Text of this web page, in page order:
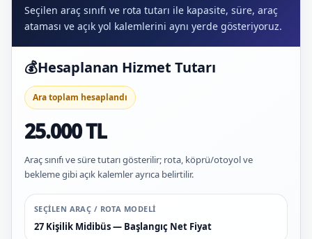
Seçilen araç sınıfı ve rota tutarı ile kapasite, süre, araç
ataması ve açık yol kalemlerini aynı yerde gösteriyoruz.
💰Hesaplanan Hizmet Tutarı
Ara toplam hesaplandı
25.000 TL
Araç sınıfı ve süre tutarı gösterilir; rota, köprü/otoyol ve
bekleme gibi açık kalemler ayrıca belirtilir.
SEÇILEN ARAÇ / ROTA MODELI
27 Kişilik Midibüs — Başlangıç Net Fiyat